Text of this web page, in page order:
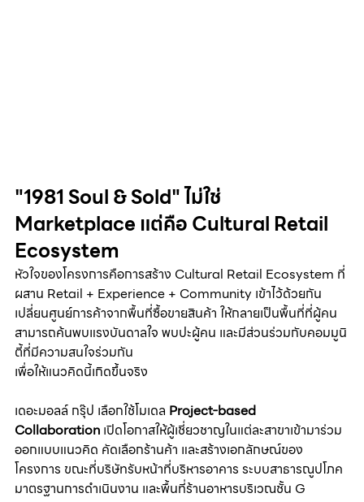
"1981 Soul & Sold" ไม่ใช่
Marketplace แต่คือ Cultural Retail
Ecosystem
หัวใจของโครงการคือการสร้าง Cultural Retail Ecosystem ที่
ผสาน Retail + Experience + Community เข้าไว้ด้วยกัน
เปลี่ยนศูนย์การค้าจากพื้นที่ซื้อขายสินค้า ให้กลายเป็นพื้นที่ที่ผู้คน
สามารถค้นพบแรงบันดาลใจ พบปะผู้คน และมีส่วนร่วมกับคอมมูนิ
ตี้ที่มีความสนใจร่วมกัน
เพื่อให้แนวคิดนี้เกิดขึ้นจริง
เดอะมอลล์ กรุ๊ป เลือกใช้โมเดล Project-based
Collaboration เปิดโอกาสให้ผู้เชี่ยวชาญในแต่ละสาขาเข้ามาร่วม
ออกแบบแนวคิด คัดเลือกร้านค้า และสร้างเอกลักษณ์ของ
โครงการ ขณะที่บริษัทรับหน้าที่บริหารอาคาร ระบบสาธารณูปโภค
มาตรฐานการดำเนินงาน และพื้นที่ร้านอาหารบริเวณชั้น G